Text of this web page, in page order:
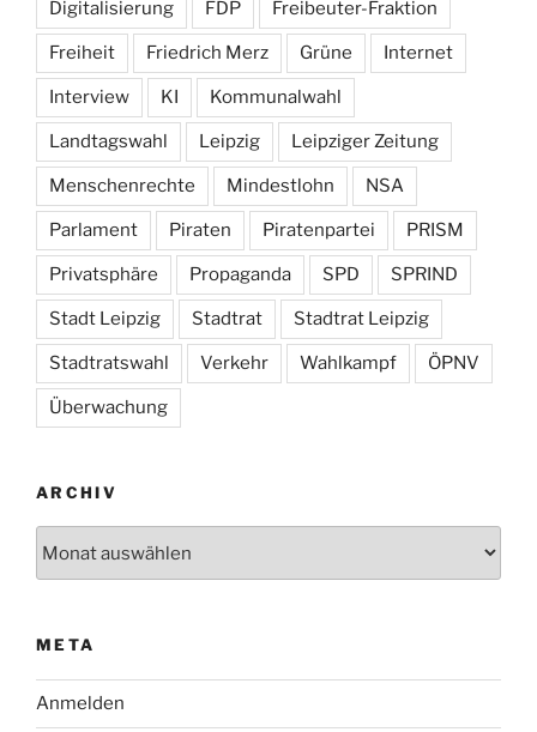
Digitalisierung FDP Freibeuter-Fraktion
Freiheit Friedrich Merz Grüne Internet
Interview KI Kommunalwahl
Landtagswahl Leipzig Leipziger Zeitung
Menschenrechte Mindestlohn NSA
Parlament Piraten Piratenpartei PRISM
Privatsphäre Propaganda SPD SPRIND
Stadt Leipzig Stadtrat Stadtrat Leipzig
Stadtratswahl Verkehr Wahlkampf ÖPNV
Überwachung
ARCHIV
META
Anmelden